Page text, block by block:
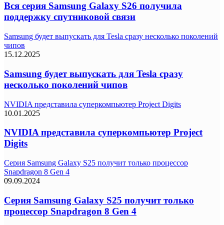
Вся серия Samsung Galaxy S26 получила
поддержку спутниковой связи
Samsung будет выпускать для Tesla сразу несколько поколений
чипов
15.12.2025
Samsung будет выпускать для Tesla сразу
несколько поколений чипов
NVIDIA представила суперкомпьютер Project Digits
10.01.2025
NVIDIA представила суперкомпьютер Project
Digits
Серия Samsung Galaxy S25 получит только процессор
Snapdragon 8 Gen 4
09.09.2024
Серия Samsung Galaxy S25 получит только
процессор Snapdragon 8 Gen 4